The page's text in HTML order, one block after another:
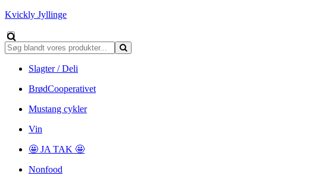
Kvickly Jyllinge
Slagter / Deli
BrødCooperativet
Mustang cykler
Vin
🤩 JA TAK 🤩
Nonfood